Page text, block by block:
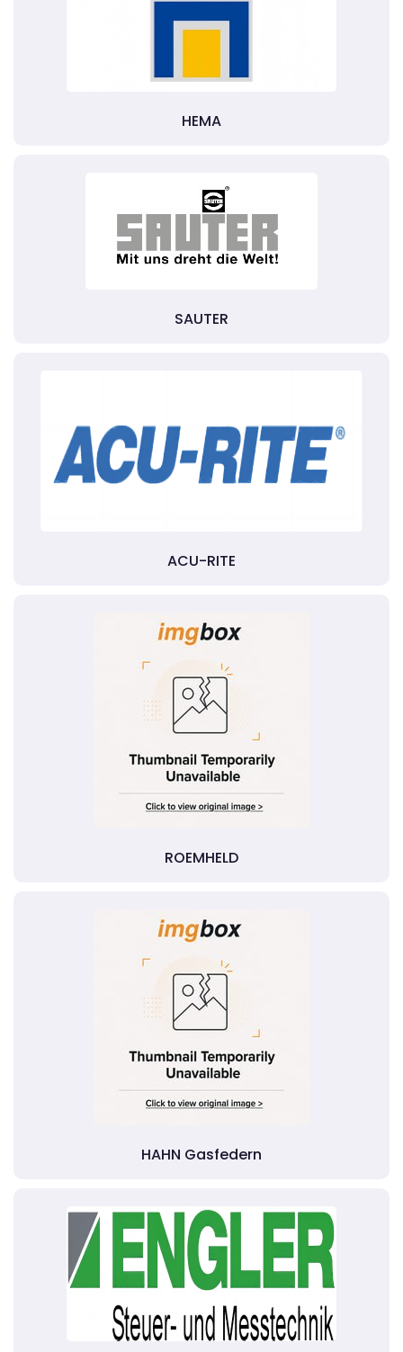
HEMA
SAUTER
ACU-RITE
ROEMHELD
HAHN Gasfedern